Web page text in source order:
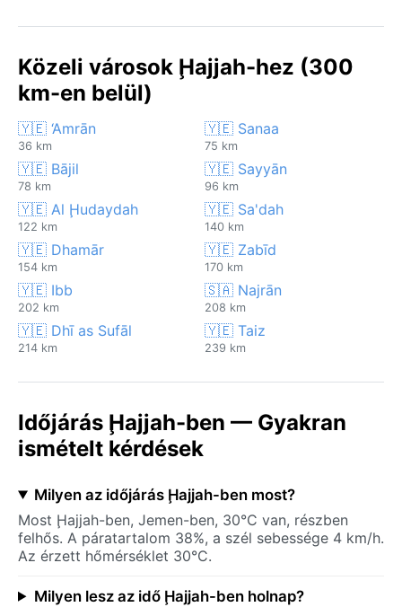
Közeli városok Ḩajjah-hez (300
km-en belül)
🇾🇪 ‘Amrān
36 km
🇾🇪 Sanaa
75 km
🇾🇪 Bājil
78 km
🇾🇪 Sayyān
96 km
🇾🇪 Al Ḩudaydah
122 km
🇾🇪 Sa'dah
140 km
🇾🇪 Dhamār
154 km
🇾🇪 Zabīd
170 km
🇾🇪 Ibb
202 km
🇸🇦 Najrān
208 km
🇾🇪 Dhī as Sufāl
214 km
🇾🇪 Taiz
239 km
Időjárás Ḩajjah-ben — Gyakran
ismételt kérdések
Milyen az időjárás Ḩajjah-ben most?
Most Ḩajjah-ben, Jemen-ben, 30°C van, részben
felhős. A páratartalom 38%, a szél sebessége 4 km/h.
Az érzett hőmérséklet 30°C.
Milyen lesz az idő Ḩajjah-ben holnap?